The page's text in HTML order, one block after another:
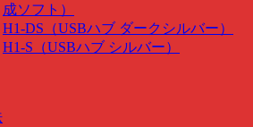
成ソフト）
H1-DS（USBハブ ダークシルバー）
H1-S（USBハブ シルバー）